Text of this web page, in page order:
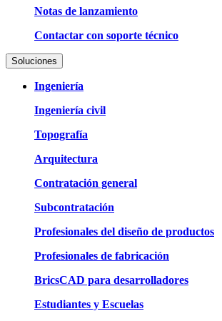
Notas de lanzamiento
Contactar con soporte técnico
Soluciones
Ingeniería
Ingeniería civil
Topografía
Arquitectura
Contratación general
Subcontratación
Profesionales del diseño de productos
Profesionales de fabricación
BricsCAD para desarrolladores
Estudiantes y Escuelas